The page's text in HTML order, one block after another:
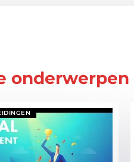
onderwerpen